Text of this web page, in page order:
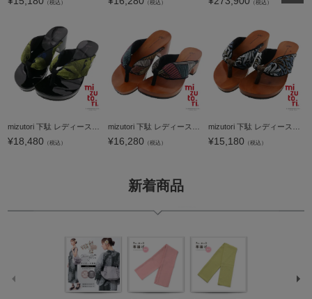
（税込） （税込） （税込）
¥18,480 （税込） ¥16,280 （税込） ¥15,180 （税込）
新着商品
ップ
へ